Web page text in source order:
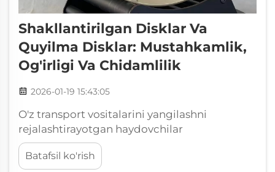
Shakllantirilgan Disklar Va
Quyilma Disklar: Mustahkamlik,
Og'irligi Va Chidamlilik
2026-01-19 15:43:05
O'z transport vositalarini yangilashni
rejalashtirayotgan haydovchilar
shakllantirilgan disklar va quyilma disklar
orasida tanlov qilishlari kerak bo'ladi. Ikkalasi
Batafsil ko'rish